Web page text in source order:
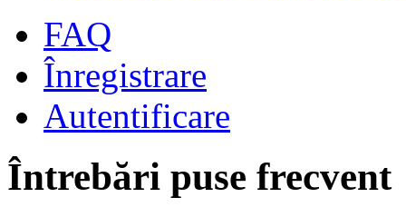
FAQ
Înregistrare
Autentificare
Întrebări puse frecvent